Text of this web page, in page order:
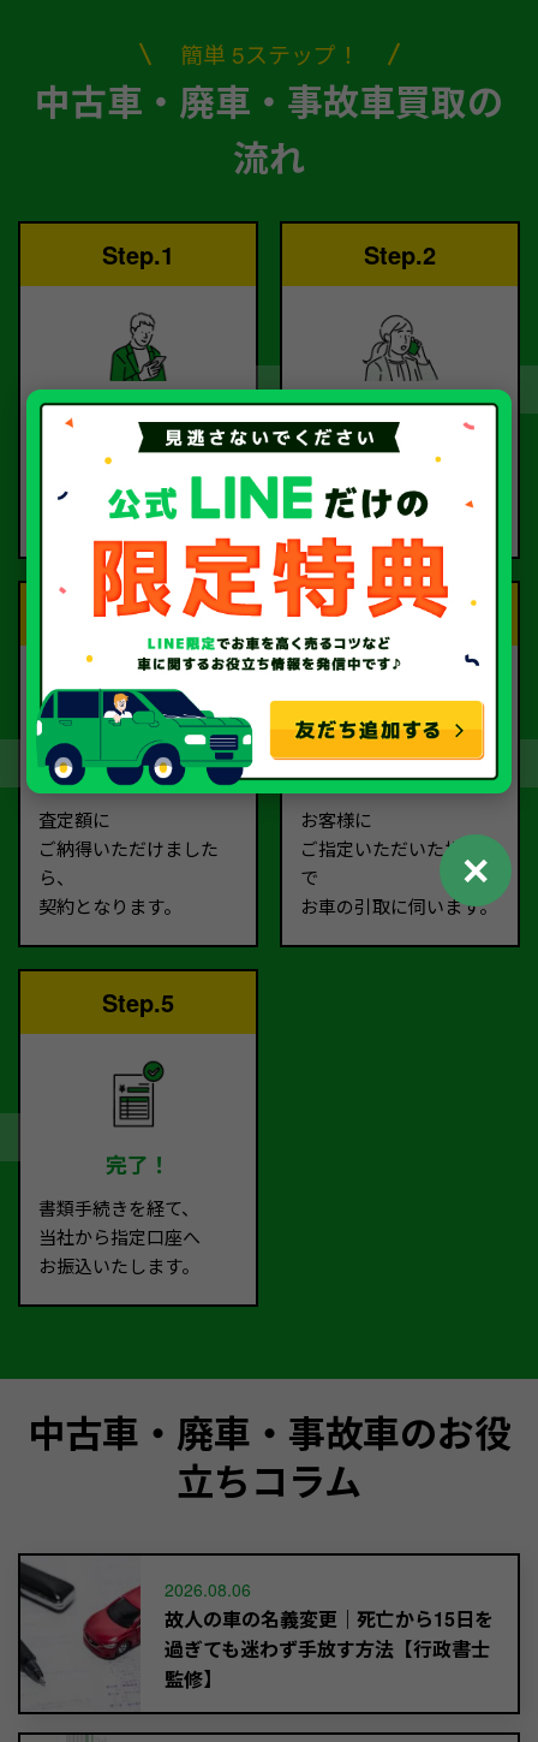
簡単 5ステップ！
中古車・廃車・事故車買取の
流れ
Step.1
ご依頼
お電話または査定フォー
ムより
ご依頼ください。
Step.2
査定
査定のプロが
お電話で回答いたしま
す。
Step.3
契約
査定額に
ご納得いただけました
ら、
契約となります。
Step.4
お引取り
お客様に
ご指定いただいた場所ま
で
お車の引取に伺います。
Step.5
完了！
書類手続きを経て、
当社から指定口座へ
お振込いたします。
中古車・廃車・事故車のお役
立ちコラム
2026.08.06
故人の車の名義変更｜死亡から15日を
過ぎても迷わず手放す方法【行政書士
監修】
✕